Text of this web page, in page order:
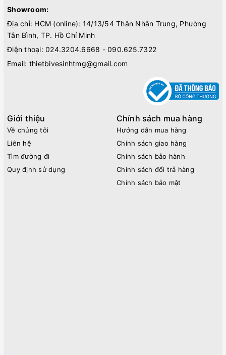
Showroom:
Địa chỉ: HCM (online): 14/13/54 Thân Nhân Trung, Phường
Tân Bình, TP. Hồ Chí Minh
Điện thoại: 024.3204.6668 - 090.625.7322
Email: thietbivesinhtmg@gmail.com
Giới thiệu
Về chúng tôi
Liên hệ
Tìm đường đi
Quy định sử dụng
Chính sách mua hàng
Hướng dẫn mua hàng
Chính sách giao hàng
Chính sách bảo hành
Chính sách đổi trả hàng
Chính sách bảo mật